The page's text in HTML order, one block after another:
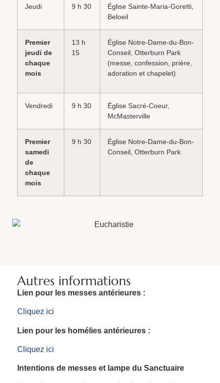
Jeudi 9 h 30
Église Sainte-Maria-Goretti,
Beloeil
Premier
jeudi de
chaque
mois
13 h
15
Église Notre-Dame-du-Bon-
Conseil, Otterburn Park
(messe, confession, prière,
adoration et chapelet)
Vendredi 9 h 30
Église Sacré-Coeur,
McMasterville
Premier
samedi
de
chaque
mois
9 h 30
Église Notre-Dame-du-Bon-
Conseil, Otterburn Park
Autres informations
Lien pour les messes antérieures :
Cliquez ici
Lien pour les homélies antérieures :
Cliquez ici
Intentions de messes et lampe du Sanctuaire